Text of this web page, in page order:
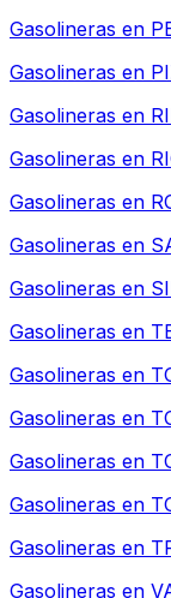
Gasolineras en
Gasolineras en
Gasolineras en
Gasolineras en
Gasolineras en
Gasolineras en
Gasolineras en
Gasolineras en
Gasolineras en
Gasolineras en
Gasolineras en
Gasolineras en
Gasolineras en
Gasolineras en